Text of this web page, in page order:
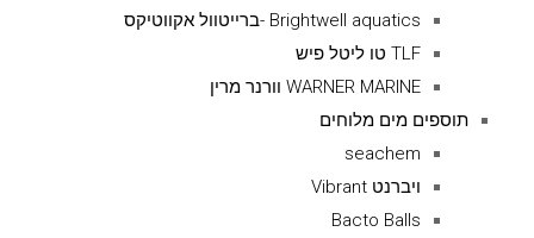
Brightwell aquatics -ברייטוול אקווטיקס
TLF טו ליטל פיש
WARNER MARINE וורנר מרין
תוספים מים מלוחים
seachem
ויברנט Vibrant
Bacto Balls